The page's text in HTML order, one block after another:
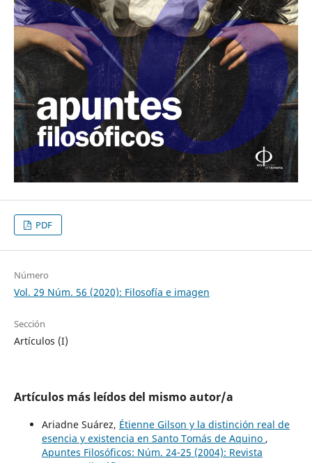
PDF
Número
Vol. 29 Núm. 56 (2020): Filosofía e imagen
Sección
Artículos (I)
Artículos más leídos del mismo autor/a
Ariadne Suárez, Étienne Gilson y la distinción real de
esencia y existencia en Santo Tomás de Aquino ,
Apuntes Filosóficos: Núm. 24-25 (2004): Revista